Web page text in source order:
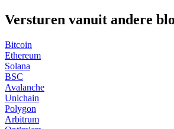
Versturen vanuit andere
Bitcoin
Ethereum
Solana
BSC
Avalanche
Unichain
Polygon
Arbitrum